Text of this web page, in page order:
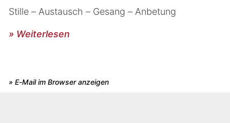
Stille – Austausch – Gesang – Anbetung
» Weiterlesen
» E-Mail im Browser anzeigen